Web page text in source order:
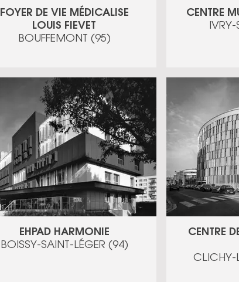
FOYER DE VIE MÉDICALISE
LOUIS FIEVET
BOUFFEMONT (95)
CENTRE
IVRY-
EHPAD HARMONIE
BOISSY-SAINT-LÉGER (94)
CENTRE
CLICHY-